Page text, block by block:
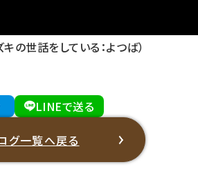
キの世話をしている：よつば）
LINEで送る
グ一覧へ戻る